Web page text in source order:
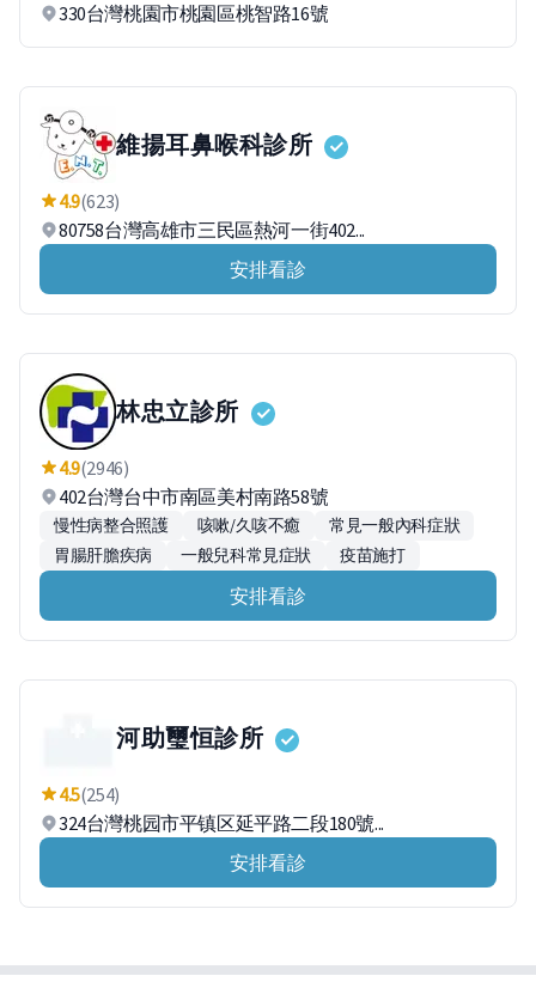
330台灣桃園市桃園區桃智路16號
維揚耳鼻喉科診所
4.9(623)
80758台灣高雄市三民區熱河一街402...
安排看診
林忠立診所
4.9(2946)
402台灣台中市南區美村南路58號
慢性病整合照護 咳嗽/久咳不癒
常見一般內科症狀
胃腸肝膽疾病
一般兒科常見症狀 疫苗施打
安排看診
河助璽恒診所
4.5(254)
324台灣桃园市平镇区延平路二段180號...
安排看診